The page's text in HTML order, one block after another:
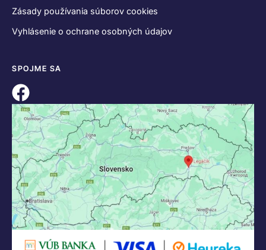
Zásady používania súborov cookies
Vyhlásenie o ochrane osobných údajov
SPOJME SA